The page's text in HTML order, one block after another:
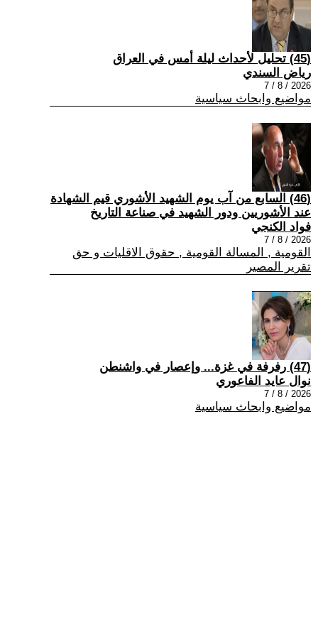
(45) تحليل لأحداث ليلة أمس في العراق
رياض السندي
2026 / 8 / 7
مواضيع وابحاث سياسية
(46) السابع من آب يوم الشهيد الأشوري قيم الشهادة
عند الأشوريين ودور الشهيد في صناعة التاريخ
فواد الكنجي
2026 / 8 / 7
القومية , المسالة القومية , حقوق الاقليات و حق
تقرير المصير
(47) رفرفة في غزة... وإعصار في واشنطن
نوال عايد الفاعوري
2026 / 8 / 7
مواضيع وابحاث سياسية